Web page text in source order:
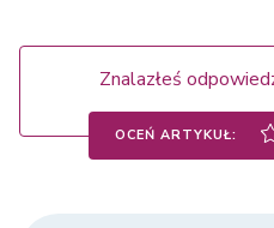
Znalazłeś
OCEŃ ARTYKUŁ: